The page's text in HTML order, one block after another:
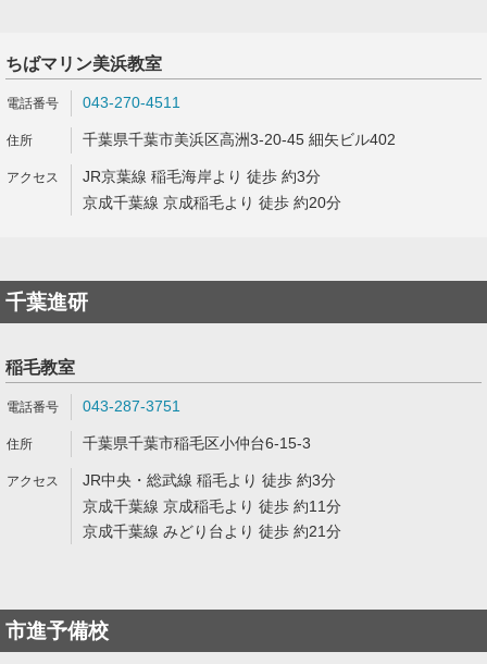
ちばマリン美浜教室
043-270-4511
千葉県千葉市美浜区高洲3-20-45 細矢ビル402
JR京葉線 稲毛海岸より 徒歩 約3分
京成千葉線 京成稲毛より 徒歩 約20分
千葉進研
稲毛教室
043-287-3751
千葉県千葉市稲毛区小仲台6-15-3
JR中央・総武線 稲毛より 徒歩 約3分
京成千葉線 京成稲毛より 徒歩 約11分
京成千葉線 みどり台より 徒歩 約21分
市進予備校